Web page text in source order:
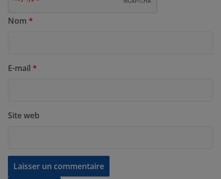
Nom *
E-mail *
Site web